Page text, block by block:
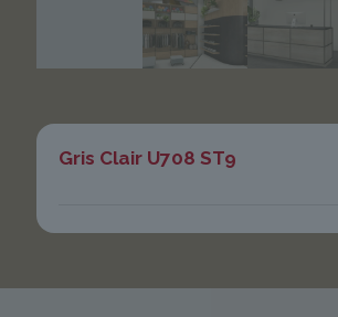
Gris Clair U708 ST9